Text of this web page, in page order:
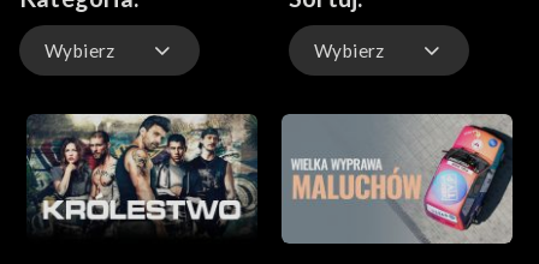
Wybierz
Wszystko
Wybierz
Domyślnie
Ostatnio dodane